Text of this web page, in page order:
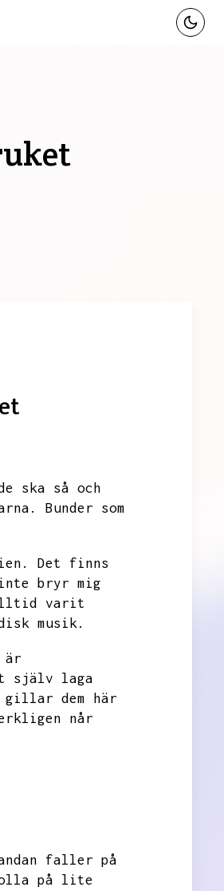
ska så och
Bunder som
Det finns
bryr mig
varit
musik.
är
själv laga
gillar dem här
når
faller på
på lite